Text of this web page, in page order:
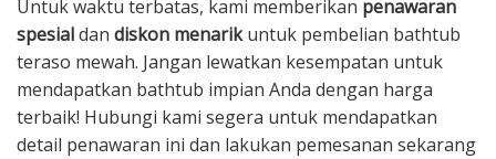
Untuk waktu terbatas, kami memberikan penawaran
spesialdan diskon menarikuntuk pembelian bathtub
teraso mewah. Jangan lewatkan kesempatan untuk
mendapatkan bathtub impian Anda dengan harga
terbaik! Hubungi kami segera untuk mendapatkan
detail penawaran ini dan lakukan pemesanan sekarang